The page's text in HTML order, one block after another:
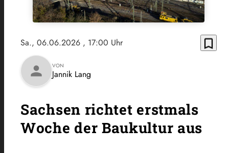
Sa., 06.06.2026 , 17:00 Uhr bookmark_border
person VON
Jannik Lang
Sachsen richtet erstmals
Woche der Baukultur aus